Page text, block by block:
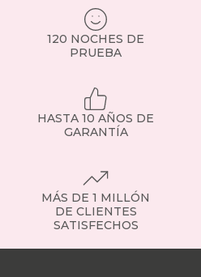
120 NOCHES DE
PRUEBA
HASTA 10 AÑOS DE
GARANTÍA
MÁS DE 1 MILLÓN
DE CLIENTES
SATISFECHOS